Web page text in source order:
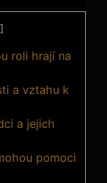
]
roli hrají na
a vztahu k
a jejich
pomoci